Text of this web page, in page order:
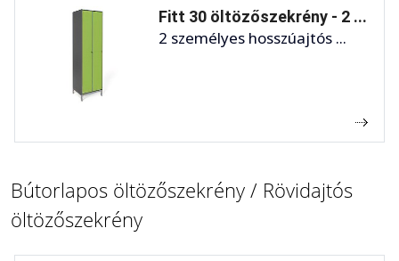
Fitt 30 öltözőszekrény - 2 ...
2 személyes hosszúajtós ...
Bútorlapos öltözőszekrény / Rövidajtós
öltözőszekrény